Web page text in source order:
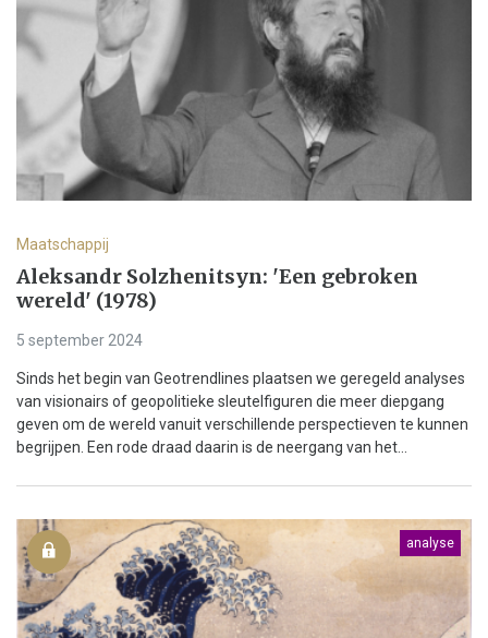
Maatschappij
Aleksandr Solzhenitsyn: 'Een gebroken
wereld' (1978)
5 september 2024
Sinds het begin van Geotrendlines plaatsen we geregeld analyses
van visionairs of geopolitieke sleutelfiguren die meer diepgang
geven om de wereld vanuit verschillende perspectieven te kunnen
begrijpen. Een rode draad daarin is de neergang van het...
analyse